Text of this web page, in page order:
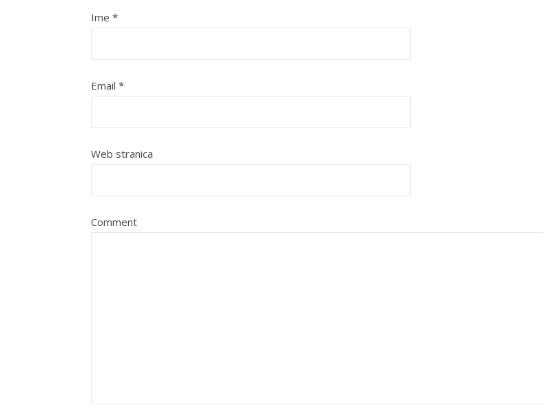
Ime *
Email *
Web stranica
Comment